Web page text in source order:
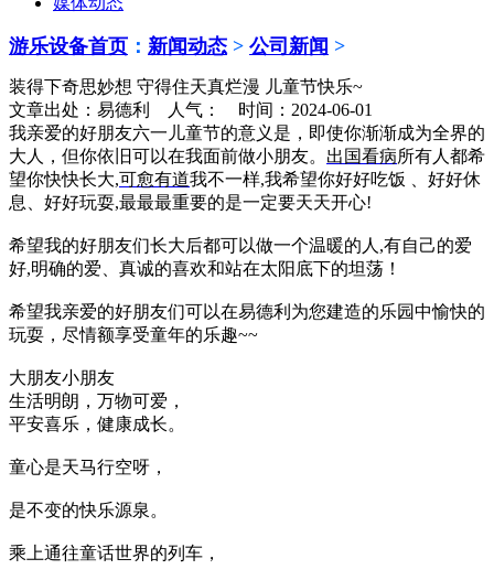
游乐设备首页 ： 新闻动态 > 公司新闻 >
装得下奇思妙想 守得住天真烂漫 儿童节快乐~
文章出处：易德利 人气：
时间：2024-06-01
我亲爱的好朋友六一儿童节的意义是，即使你渐渐成为全界的
大人，但你依旧可以在我面前做小朋友。 出国看病所有人都希
望你快快长大,可愈有道我不一样,我希望你好好吃饭 、好好休
息、好好玩耍,最最最重要的是一定要天天开心!
希望我的好朋友们长大后都可以做一个温暖的人,有自己的爱
好,明确的爱、真诚的喜欢和站在太阳底下的坦荡！
希望我亲爱的好朋友们可以在易德利为您建造的乐园中愉快的
玩耍，尽情额享受童年的乐趣~~
大朋友小朋友
生活明朗，万物可爱，
平安喜乐，健康成长。
童心是天马行空呀，
是不变的快乐源泉。
乘上通往童话世界的列车，